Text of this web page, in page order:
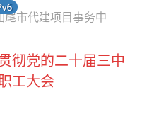
尾市代建项目事务中
彻党的二十届三中
工大会